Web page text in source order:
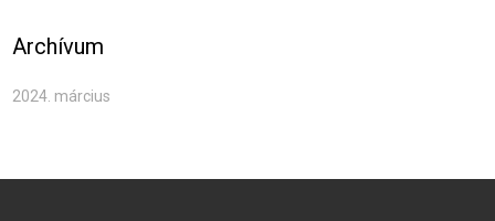
Archívum
2024. március